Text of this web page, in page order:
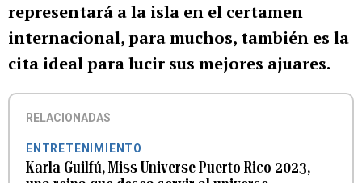
representará a la isla en el certamen
internacional, para muchos, también es la
cita ideal para lucir sus mejores ajuares.
RELACIONADAS
ENTRETENIMIENTO
Karla Guilfú, Miss Universe Puerto Rico 2023,